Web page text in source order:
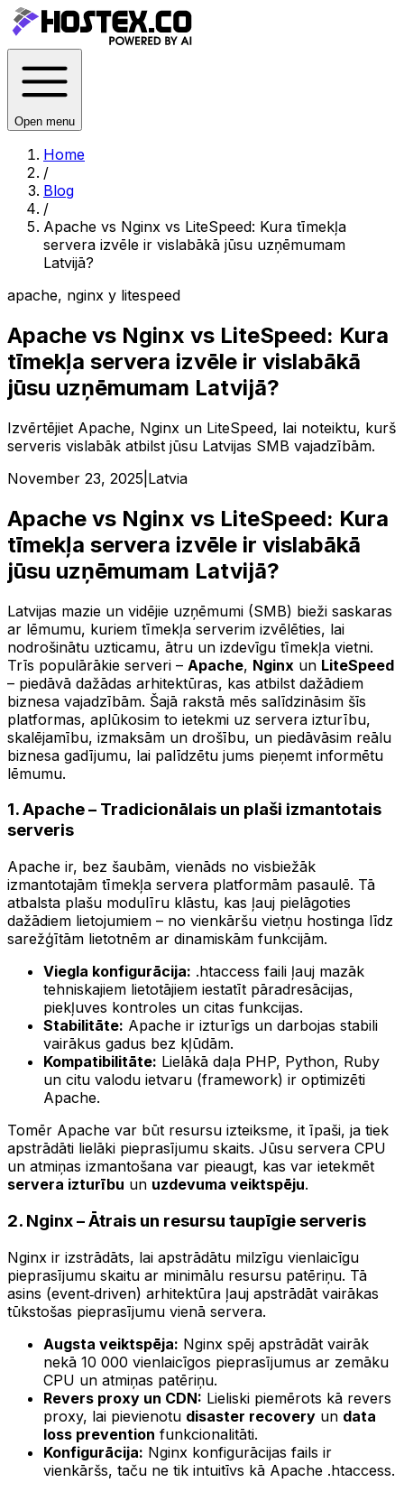
Open menu
Home
/
Blog
/
Apache vs Nginx vs LiteSpeed: Kura tīmekļa
servera izvēle ir vislabākā jūsu uzņēmumam
Latvijā?
apache, nginx y litespeed
Apache vs Nginx vs LiteSpeed: Kura
tīmekļa servera izvēle ir vislabākā
jūsu uzņēmumam Latvijā?
Izvērtējiet Apache, Nginx un LiteSpeed, lai noteiktu, kurš
serveris vislabāk atbilst jūsu Latvijas SMB vajadzībām.
November 23, 2025 Latvia
Apache vs Nginx vs LiteSpeed: Kura
tīmekļa servera izvēle ir vislabākā
jūsu uzņēmumam Latvijā?
Latvijas mazie un vidējie uzņēmumi (SMB) bieži saskaras
ar lēmumu, kuriem tīmekļa serverim izvēlēties, lai
nodrošinātu uzticamu, ātru un izdevīgu tīmekļa vietni.
Trīs populārākie serveri – Apache, Nginx un LiteSpeed
– piedāvā dažādas arhitektūras, kas atbilst dažādiem
biznesa vajadzībām. Šajā rakstā mēs salīdzināsim šīs
platformas, aplūkosim to ietekmi uz servera izturību,
skalējamību, izmaksām un drošību, un piedāvāsim reālu
biznesa gadījumu, lai palīdzētu jums pieņemt informētu
lēmumu.
1. Apache – Tradicionālais un plaši izmantotais
serveris
Apache ir, bez šaubām, vienāds no visbiežāk
izmantotajām tīmekļa servera platformām pasaulē. Tā
atbalsta plašu modulīru klāstu, kas ļauj pielāgoties
dažādiem lietojumiem – no vienkāršu vietņu hostinga līdz
sarežģītām lietotnēm ar dinamiskām funkcijām.
Viegla konfigurācija: .htaccess faili ļauj mazāk
tehniskajiem lietotājiem iestatīt pāradresācijas,
piekļuves kontroles un citas funkcijas.
Stabilitāte: Apache ir izturīgs un darbojas stabili
vairākus gadus bez kļūdām.
Kompatibilitāte: Lielākā daļa PHP, Python, Ruby
un citu valodu ietvaru (framework) ir optimizēti
Apache.
Tomēr Apache var būt resursu izteiksme, it īpaši, ja tiek
apstrādāti lielāki pieprasījumu skaits. Jūsu servera CPU
un atmiņas izmantošana var pieaugt, kas var ietekmēt
servera izturību un uzdevuma veiktspēju.
2. Nginx – Ātrais un resursu taupīgie serveris
Nginx ir izstrādāts, lai apstrādātu milzīgu vienlaicīgu
pieprasījumu skaitu ar minimālu resursu patēriņu. Tā
asins (event‑driven) arhitektūra ļauj apstrādāt vairākas
tūkstošas pieprasījumu vienā servera.
Augsta veiktspēja: Nginx spēj apstrādāt vairāk
nekā 10 000 vienlaicīgos pieprasījumus ar zemāku
CPU un atmiņas patēriņu.
Revers proxy un CDN: Lieliski piemērots kā revers
proxy, lai pievienotu disaster recovery un data
loss prevention funkcionalitāti.
Konfigurācija: Nginx konfigurācijas fails ir
vienkāršs, taču ne tik intuitīvs kā Apache .htaccess.